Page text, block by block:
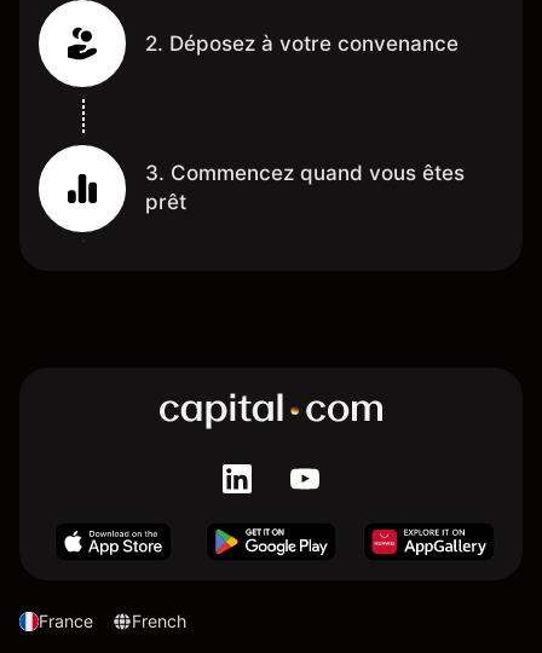
2. Déposez à votre convenance
3. Commencez quand vous êtes
prêt
France French